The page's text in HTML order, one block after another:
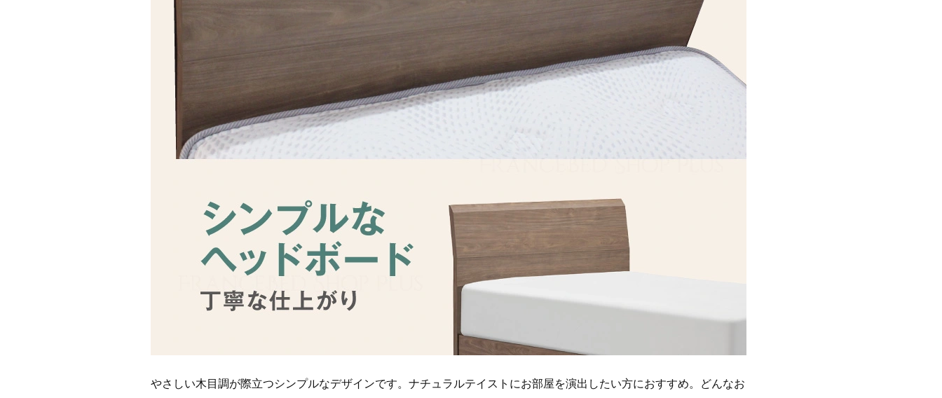
やさしい木目調が際立つシンプルなデザインです。ナチュラルテイストにお部屋を演出したい方におすすめ。どんなお